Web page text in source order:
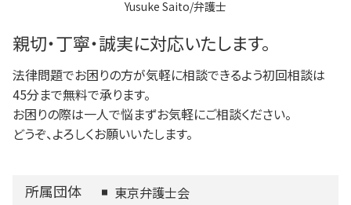
稲城市 離婚 相談Yusuke Saito/弁護士
親切・丁寧・誠実に対応いたします。
法律問題でお困りの方が気軽に相談できるよう初回相談は
45分まで無料で承ります。
お困りの際は一人で悩まずお気軽にご相談ください。
どうぞ、よろしくお願いいたします。
所属団体 東京弁護士会